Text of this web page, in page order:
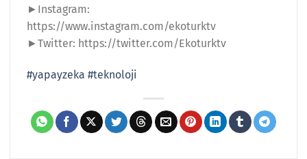
►Instagram:
https://www.instagram.com/ekoturktv
►Twitter: https://twitter.com/Ekoturktv
#yapayzeka #teknoloji